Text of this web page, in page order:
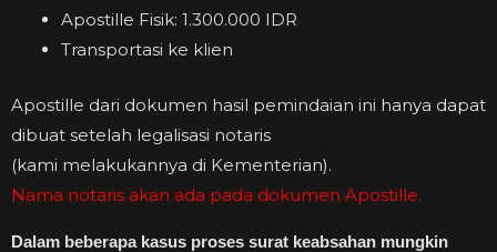
Apostille Fisik: 1.300.000 IDR
Transportasi ke klien
Apostille dari dokumen hasil pemindaian ini hanya dapat
dibuat setelah legalisasi notaris
(kami melakukannya di Kementerian).
Nama notaris akan ada pada dokumen Apostille.
Dalam beberapa kasus proses surat keabsahan mungkin